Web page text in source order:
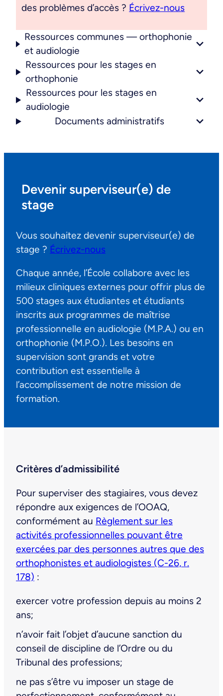
des problèmes d’accès ? Écrivez-nous
Ressources communes — orthophonie
et audiologie
Ressources pour les stages en
orthophonie
Ressources pour les stages en
audiologie
Documents administratifs
Devenir superviseur(e) de
stage
Vous souhaitez devenir superviseur(e) de
stage ? Écrivez-nous
Chaque année, l’École collabore avec les
milieux cliniques externes pour offrir plus de
500 stages aux étudiantes et étudiants
inscrits aux programmes de maîtrise
professionnelle en audiologie (M.P.A.) ou en
orthophonie (M.P.O.). Les besoins en
supervision sont grands et votre
contribution est essentielle à
l’accomplissement de notre mission de
formation.
Critères d’admissibilité
Pour superviser des stagiaires, vous devez
répondre aux exigences de l’OOAQ,
conformément au Règlement sur les
activités professionnelles pouvant être
exercées par des personnes autres que des
orthophonistes et audiologistes (C-26, r.
178) :
exercer votre profession depuis au moins 2
ans;
n’avoir fait l’objet d’aucune sanction du
conseil de discipline de l’Ordre ou du
Tribunal des professions;
ne pas s’être vu imposer un stage de